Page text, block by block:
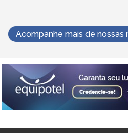
Acompanhe mais de nossas